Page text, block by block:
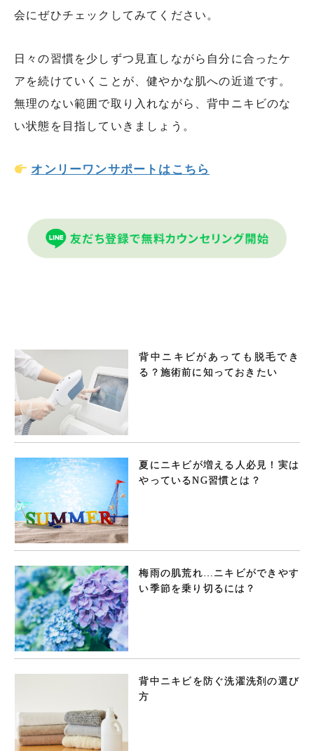
会にぜひチェックしてみてください。
日々の習慣を少しずつ見直しながら自分に合ったケ
アを続けていくことが、健やかな肌への近道です。
無理のない範囲で取り入れながら、背中ニキビのな
い状態を目指していきましょう。
オンリーワンサポートはこちら
背中ニキビがあっても脱毛でき
る？施術前に知っておきたい
夏にニキビが増える人必見！実は
やっているNG習慣とは？
梅雨の肌荒れ…ニキビができやす
い季節を乗り切るには？
背中ニキビを防ぐ洗濯洗剤の選び
方